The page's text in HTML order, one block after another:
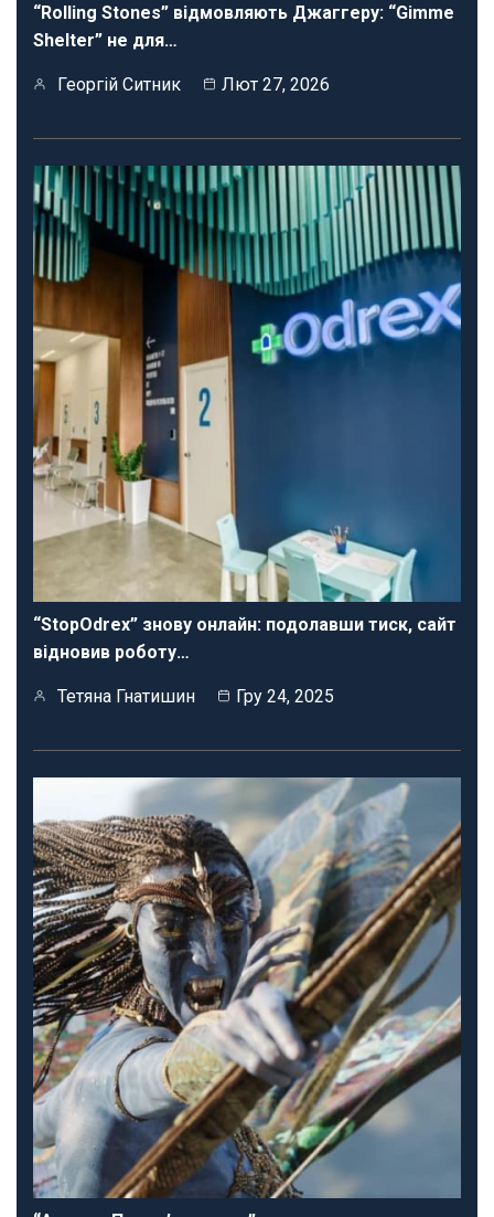
“Rolling Stones” відмовляють Джаггеру: “Gimme
Shelter” не для…
Георгій Ситник Лют 27, 2026
“StopOdrex” знову онлайн: подолавши тиск, сайт
відновив роботу…
Тетяна Гнатишин Гру 24, 2025